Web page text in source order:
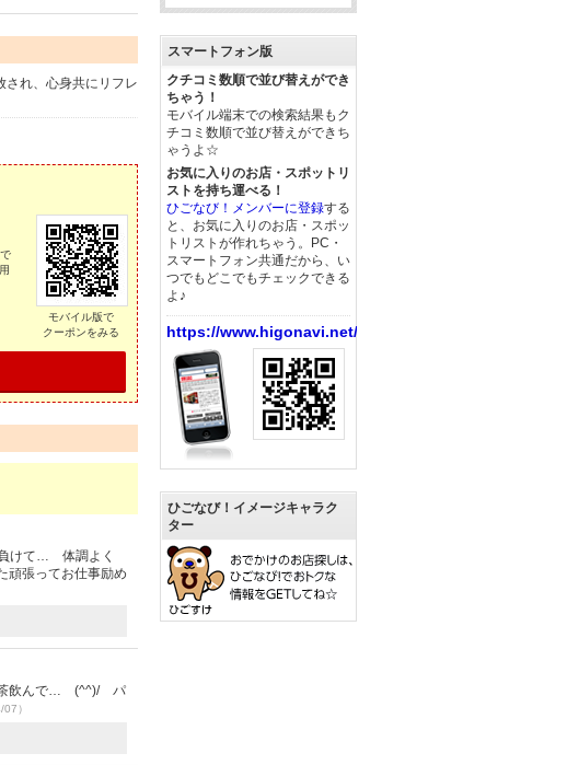
され、心身共にリフレ
モバイル版で
クーポンをみる
けて… 体調よく
張ってお仕事励め
飲んで… (^^)/ パ
）
スマートフォン版
クチコミ数順で並び替えができ
ちゃう！
モバイル端末での検索結果もク
チコミ数順で並び替えができち
ゃうよ☆
お気に入りのお店・スポットリ
ストを持ち運べる！
ひごなび！メンバーに登録する
と、お気に入りのお店・スポッ
トリストが作れちゃう。PC・
スマートフォン共通だから、い
つでもどこでもチェックできる
よ♪
https://www.higonavi.net/
ひごなび！イメージキャラク
ター